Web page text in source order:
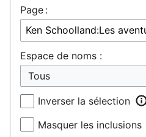
Page :
Espace de noms :
Inverser la sélection
Masquer les inclusions